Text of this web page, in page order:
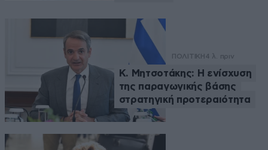
ΠΟΛΙΤΙΚΗ4 λ. πριν
Κ. Μητσοτάκης: Η ενίσχυση
της παραγωγικής βάσης
στρατηγική προτεραιότητα